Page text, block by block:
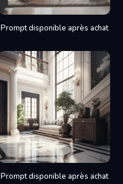
Prompt disponible après achat
Prompt disponible après achat